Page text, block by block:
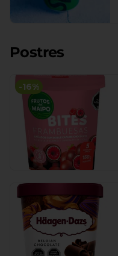
Postres
-16%